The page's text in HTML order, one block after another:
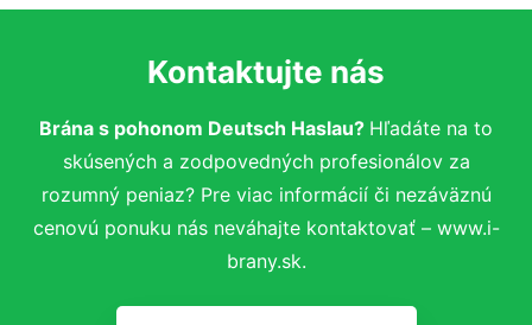
Kontaktujte nás
Brána s pohonom Deutsch Haslau? Hľadáte na to
skúsených a zodpovedných profesionálov za
rozumný peniaz? Pre viac informácií či nezáväznú
cenovú ponuku nás neváhajte kontaktovať – www.i-
brany.sk.